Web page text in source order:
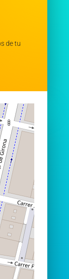
de tu